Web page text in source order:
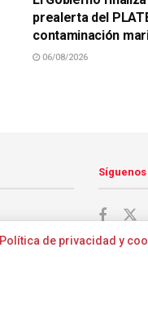
prealerta del
contaminación
06/08/2026
Síguenos
Política de privacidad y